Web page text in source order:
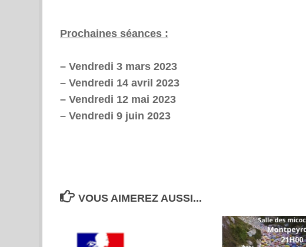
Prochaines séances :
– Vendredi 3 mars 2023
– Vendredi 14 avril 2023
– Vendredi 12 mai 2023
– Vendredi 9 juin 2023
VOUS AIMEREZ AUSSI...